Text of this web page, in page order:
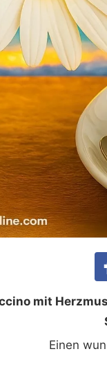
mit
Einen